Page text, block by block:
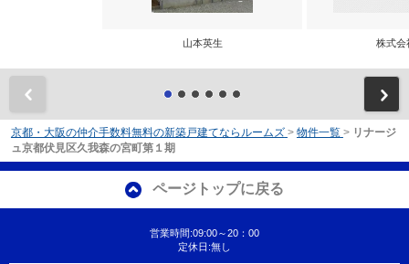
山本英生 株式会
京都・大阪の仲介手数料無料の新築戸建てならルームズ > 物件一覧 > リナージ
ュ京都伏見区久我森の宮町第１期
ページトップに戻る
営業時間:09:00～20：00
定休日:無し